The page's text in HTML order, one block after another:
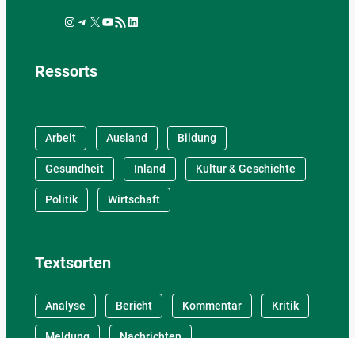
Instagram Telegram X YouTube RSS-Feed LinkedIn
Ressorts
Arbeit Ausland Bildung
Gesundheit Inland Kultur & Geschichte
Politik Wirtschaft
Textsorten
Analyse Bericht Kommentar Kritik